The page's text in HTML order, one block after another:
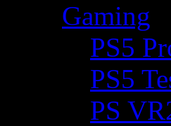
Gaming
PS5
PS5
PS